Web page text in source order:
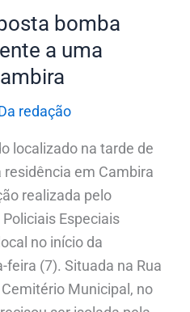
bomba
a uma
redação
localizado na tarde de
em Cambira
realizada pelo
Especiais
no início da
(7). Situada na Rua
Municipal, no